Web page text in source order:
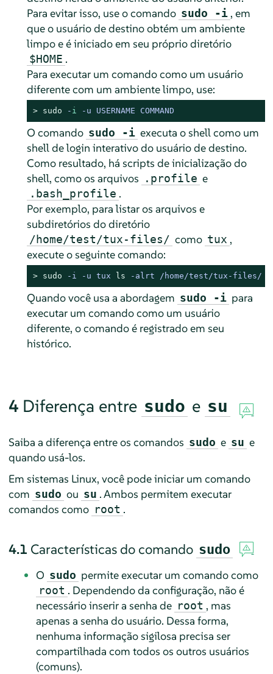
Para evitar isso, use o comando sudo -i , em
que o usuário de destino obtém um ambiente
limpo e é iniciado em seu próprio diretório
$HOME .
Para executar um comando como um usuário
diferente com um ambiente limpo, use:
> sudo - i -u USERNAME COMMAND
O comando sudo -i executa o shell como um
shell de login interativo do usuário de destino.
Como resultado, há scripts de inicialização do
shell, como os arquivos
.profile e
.bash_profile .
Por exemplo, para listar os arquivos e
subdiretórios do diretório
/home/test/tux-files/ como tux ,
execute o seguinte comando:
> sudo -i -u tux ls -alrt /home/test/tux-files/
Quando você usa a abordagem sudo -i para
executar um comando como um usuário
diferente, o comando é registrado em seu
histórico.
4 Diferença entre sudo e su
Saiba a diferença entre os comandos sudo e su e
quando usá-los.
Em sistemas Linux, você pode iniciar um comando
com sudo ou su . Ambos permitem executar
comandos como root .
4.1 Características do comando sudo
O sudo permite executar um comando como
root . Dependendo da configuração, não é
necessário inserir a senha de root , mas
apenas a senha do usuário. Dessa forma,
nenhuma informação sigilosa precisa ser
compartilhada com todos os outros usuários
(comuns).